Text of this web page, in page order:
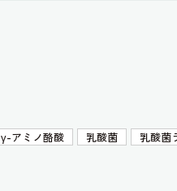
γ-アミノ酪酸 乳酸菌 乳酸菌